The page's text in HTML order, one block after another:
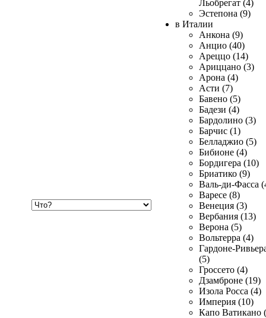
Льобрегат (4)
Эстепона (9)
в Италии
Анкона (9)
Анцио (40)
Ареццо (14)
Ариццано (3)
Арона (4)
Асти (7)
Бавено (5)
Бадези (4)
Бардолино (3)
Барчис (1)
Белладжио (5)
Бибионе (4)
Бордигера (10)
Бриатико (9)
Валь-ди-Фасса
Варесе (8)
Венеция (3)
Вербания (13)
Верона (5)
Вольтерра (4)
Гардоне-
(5)
Гроссето (4)
Дзамброне (19)
Изола Росса (4)
Империя (10)
Капо Ватикано